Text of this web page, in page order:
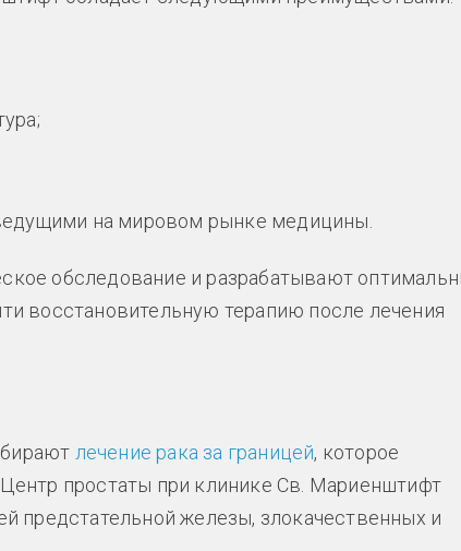
на мировом рынке медицины.
обследование и разрабатывают
восстановительную терапию после лечения
лечение рака за границей, которое
простаты при клинике Св. Мариенштифт
предстательной железы, злокачественных и